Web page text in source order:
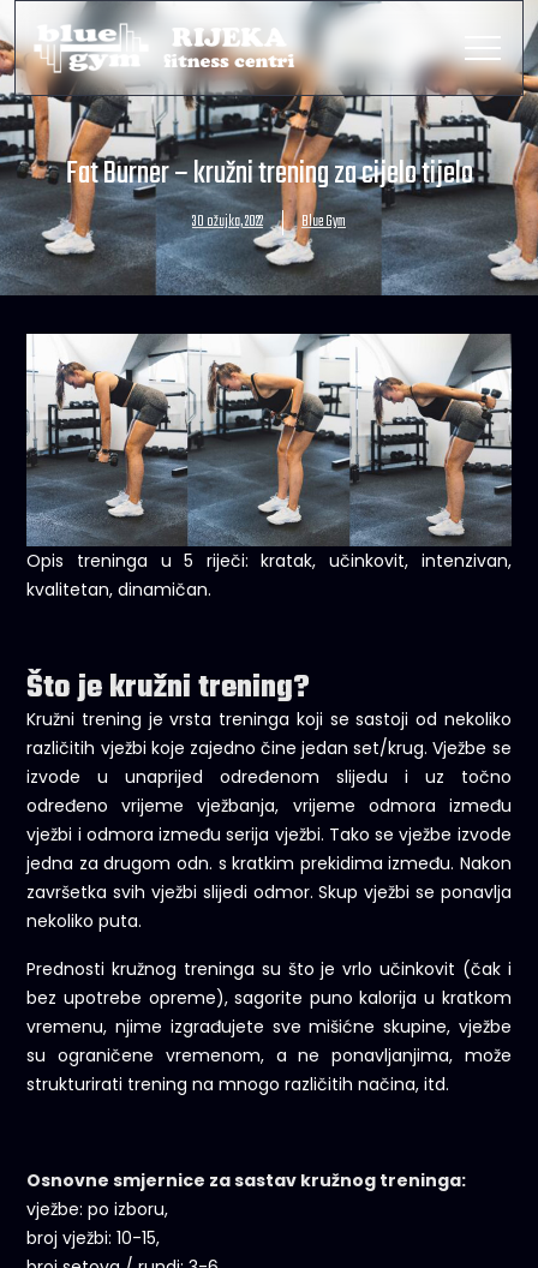
Fat Burner – kružni trening za cijelo tijelo
30 ožujka, 2022 Blue Gym
Opis treninga u 5 riječi: kratak, učinkovit, intenzivan,
kvalitetan, dinamičan.
Što je kružni trening?
Kružni trening je vrsta treninga koji se sastoji od nekoliko
različitih vježbi koje zajedno čine jedan set/krug. Vježbe se
izvode u unaprijed određenom slijedu i uz točno
određeno vrijeme vježbanja, vrijeme odmora između
vježbi i odmora između serija vježbi. Tako se vježbe izvode
jedna za drugom odn. s kratkim prekidima između. Nakon
završetka svih vježbi slijedi odmor. Skup vježbi se ponavlja
nekoliko puta.
Prednosti kružnog treninga su što je vrlo učinkovit (čak i
bez upotrebe opreme), sagorite puno kalorija u kratkom
vremenu, njime izgrađujete sve mišićne skupine, vježbe
su ograničene vremenom, a ne ponavljanjima, može
strukturirati trening na mnogo različitih načina, itd.
Osnovne smjernice za sastav kružnog treninga:
vježbe: po izboru,
broj vježbi: 10-15,